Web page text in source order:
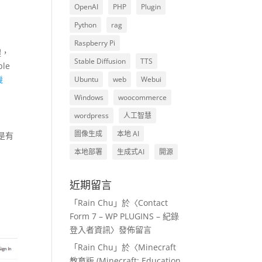
有
OpenAI PHP
Plugin
Python
rag
Raspberry Pi
Stable Diffusion
TTS
Ubuntu
web
Webui
Windows
woocommerce
wordpress
人工智慧
圖像生成
本地 AI
本地部署
生成式AI 開源
近期留言
「Rain Chu 」於〈Contact
Form 7 – WP PLUGINS – 紀錄
登入者資訊〉發佈留言
「Rain Chu 」於〈Minecraft